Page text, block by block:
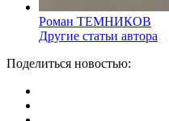
Роман ТЕМНИКОВ
Другие статьи автора
Поделиться новостью: